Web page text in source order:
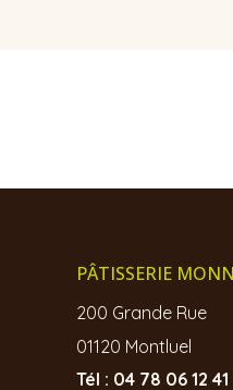
PÂTISSERIE
200 Grande Rue
01120 Montluel
Tél : 04 78 06 12 41